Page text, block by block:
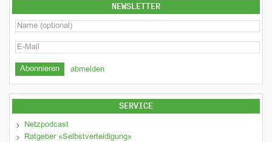
NEWSLETTER
abmelden
SERVICE
Netzpodcast
Ratgeber «Selbstverteidigung»